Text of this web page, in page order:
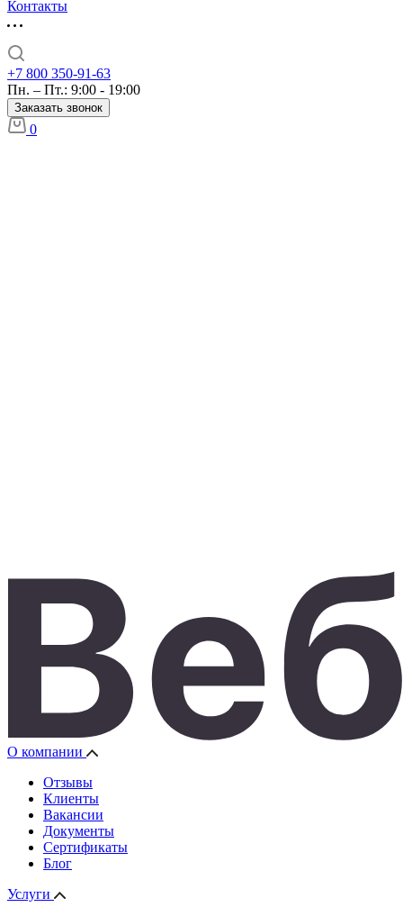
Контакты
+7 800 350-91-63
Пн. – Пт.: 9:00 - 19:00
Заказать звонок
0
О компании
Отзывы
Клиенты
Вакансии
Документы
Сертификаты
Блог
Услуги